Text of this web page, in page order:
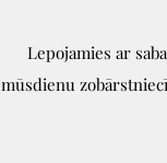
Lepojamies ar
mūsdienu